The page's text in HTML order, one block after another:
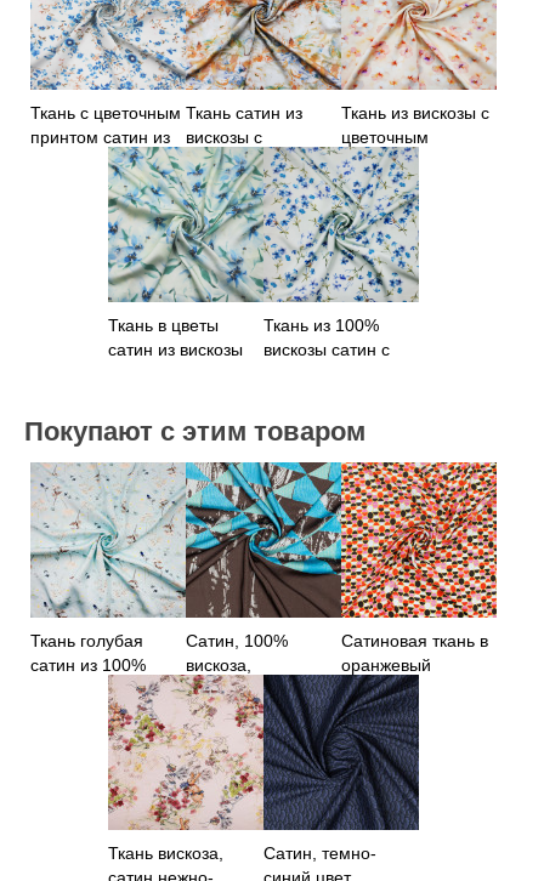
Ткань с цветочным
принтом сатин из
100% вискозы
Ткань сатин из
вискозы с
абстрактным
принтом
Ткань из вискозы с
цветочным
принтом
Ткань в цветы
сатин из вискозы
Ткань из 100%
вискозы сатин с
Покупают с этим товаром
Ткань голубая
сатин из 100%
Сатин, 100%
вискоза,
геометрический
принт
Сатиновая ткань в
оранжевый
горошек
Ткань вискоза,
сатин нежно-
Сатин, темно-
синий цвет